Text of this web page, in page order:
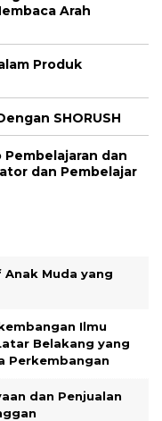
Arah
Produk
SHORUSH
dan
dan Pembelajar
Muda yang
Ilmu
Belakang yang
Perkembangan
dan Penjualan